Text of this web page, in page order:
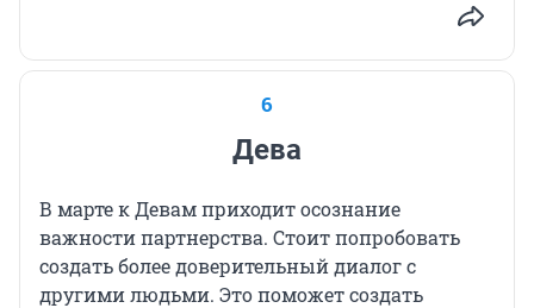
6
Дева
В марте к Девам приходит осознание
важности партнерства. Стоит попробовать
создать более доверительный диалог с
другими людьми. Это поможет создать